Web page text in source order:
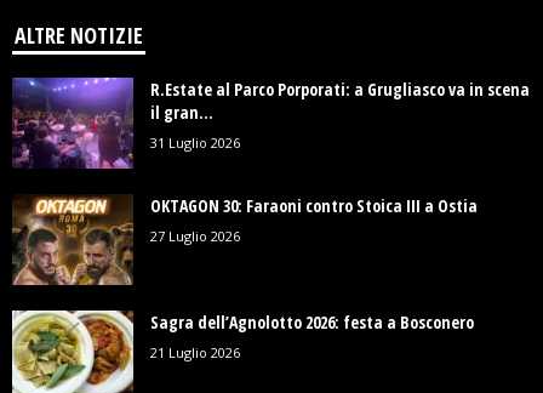
ALTRE NOTIZIE
R.Estate al Parco Porporati: a Grugliasco va in scena
il gran...
31 Luglio 2026
OKTAGON 30: Faraoni contro Stoica III a Ostia
27 Luglio 2026
Sagra dell’Agnolotto 2026: festa a Bosconero
21 Luglio 2026